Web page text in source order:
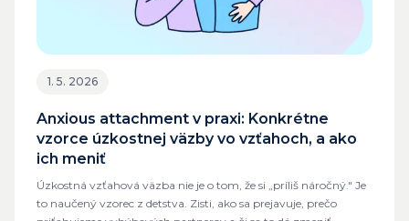
1. 5. 2026
Anxious attachment v praxi: Konkrétne
vzorce úzkostnej väzby vo vzťahoch, a ako
ich meniť
Úzkostná vzťahová väzba nie je o tom, že si „príliš náročný." Je
to naučený vzorec z detstva. Zisti, ako sa prejavuje, prečo